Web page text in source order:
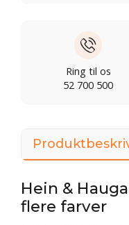
Ring til os
52 700 500
Hein &
flere farver